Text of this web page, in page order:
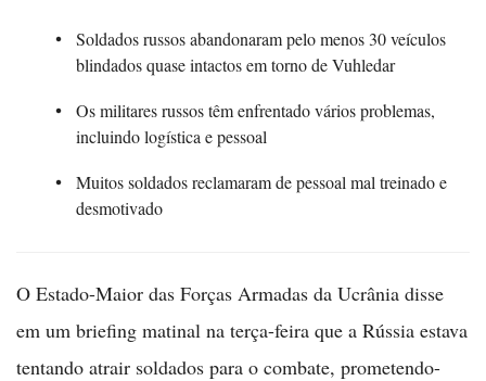
Soldados russos abandonaram pelo menos 30 veículos
blindados quase intactos em torno de Vuhledar
Os militares russos têm enfrentado vários problemas,
incluindo logística e pessoal
Muitos soldados reclamaram de pessoal mal treinado e
desmotivado
O Estado-Maior das Forças Armadas da Ucrânia disse
em um briefing matinal na terça-feira que a Rússia estava
tentando atrair soldados para o combate, prometendo-